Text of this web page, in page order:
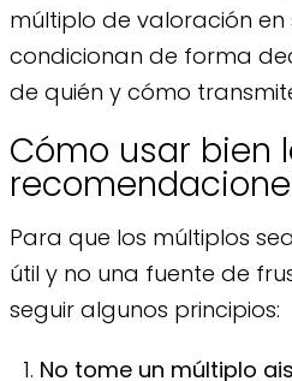
múltiplo de valoración en
condicionan de forma
de quién y cómo
Cómo usar bien
Para que los múltiplos
útil y no una fuente de
seguir algunos principios:
No tome un múltiplo